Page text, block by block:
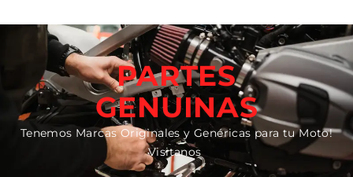
PARTES
GENUINAS
Tenemos Marcas Originales y Genéricas para tu Moto!
Visitanos